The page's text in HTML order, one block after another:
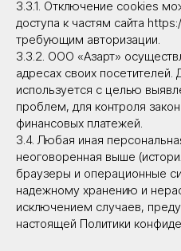
3.3.1. Отключение cookies
доступа к частям сайта
требующим авторизации.
3.3.2. ООО «Азарт»
адресах своих
используется с целью
проблем, для контроля
финансовых платежей.
3.4. Любая иная
неоговоренная выше
браузеры и операционные
надежному хранению и
исключением случаев,
настоящей Политики